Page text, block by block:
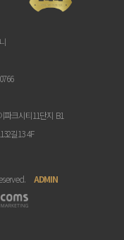
크시티11단지 B1
길13 4F
ADMIN